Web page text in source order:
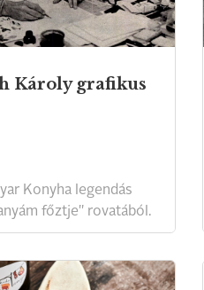
Károly grafikus
Konyha legendás
főztje" rovatából.